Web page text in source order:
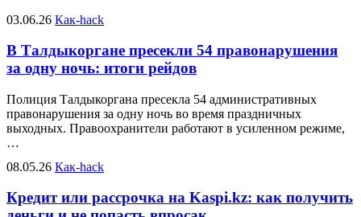
03.06.26 Как-hack
В Талдыкоргане пресекли 54 правонарушения
за одну ночь: итоги рейдов
Полиция Талдыкоргана пресекла 54 административных
правонарушения за одну ночь во время праздничных
выходных. Правоохранители работают в усиленном режиме,
…
08.05.26 Как-hack
Кредит или рассрочка на Kaspi.kz: как получить